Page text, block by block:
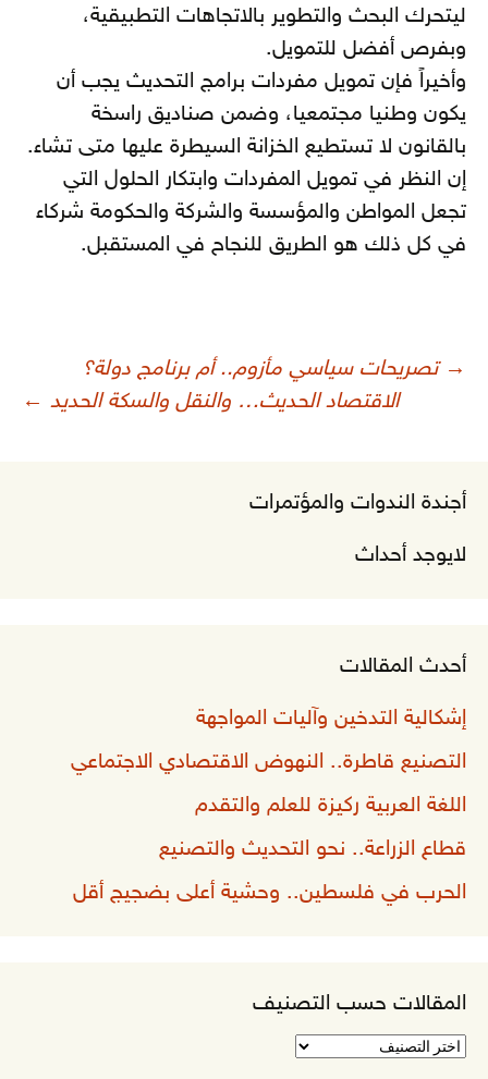
ليتحرك البحث والتطوير بالاتجاهات التطبيقية،
وبفرص أفضل للتمويل.
وأخيراً فإن تمويل مفردات برامج التحديث يجب أن
يكون وطنيا مجتمعيا، وضمن صناديق راسخة
بالقانون لا تستطيع الخزانة السيطرة عليها متى تشاء.
إن النظر في تمويل المفردات وابتكار الحلول التي
تجعل المواطن والمؤسسة والشركة والحكومة شركاء
في كل ذلك هو الطريق للنجاح في المستقبل.
تصفّح
→ تصريحات سياسي مأزوم.. أم برنامج دولة؟
الاقتصاد الحديث… والنقل والسكة الحديد ←
أجندة الندوات والمؤتمرات
لايوجد أحداث
أحدث المقالات
إشكالية التدخين وآليات المواجهة
التصنيع قاطرة.. النهوض الاقتصادي الاجتماعي
اللغة العربية ركيزة للعلم والتقدم
قطاع الزراعة.. نحو التحديث والتصنيع
الحرب في فلسطين.. وحشية أعلى بضجيج أقل
المقالات حسب التصنيف
المقالات